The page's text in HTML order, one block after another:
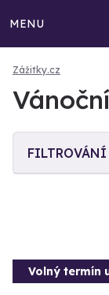
MENU
Zážitky.cz
Volný termín